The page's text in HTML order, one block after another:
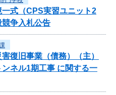
式（CPS実習ユニット2
争入札公告
復旧事業（債務）（主）
ネル1期工事 に関する一